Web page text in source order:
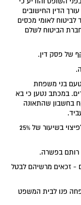
הדין החישובים
לאומי מכסים
הביטוח לשלם
של פסק דין.
בני משפחת
במכתב נטען כי בא
בחשבון שהתאונה
במצב דברים זה זכאים התובעים בכל מקרה לפיצוי בשיעור של 25%
רותם בפשרה.
- זכאים מרשיהם לבטל
פנו לבית המשפט